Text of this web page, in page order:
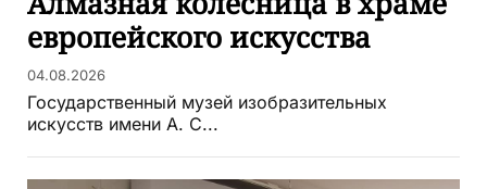
европейского искусства
04.08.2026
Государственный музей изобразительных
искусств имени А. С...